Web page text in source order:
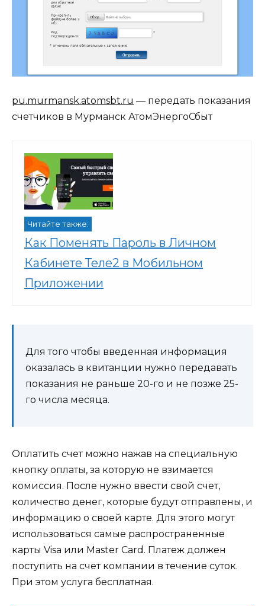
pu.murmansk.atomsbt.ru — передать показания
счетчиков в Мурманск АтомЭнергоСбыт
Читайте также:
Как Поменять Пароль в Личном
Кабинете Теле2 в Мобильном
Приложении
Для того чтобы введенная информация
оказалась в квитанции нужно передавать
показания не раньше 20-го и не позже 25-
го числа месяца.
Оплатить счет можно нажав на специальную
кнопку оплаты, за которую не взимается
комиссия. После нужно ввести свой счет,
количество денег, которые будут отправлены, и
информацию о своей карте. Для этого могут
использоваться самые распространенные
карты Visa или Master Card. Платеж должен
поступить на счет компании в течение суток.
При этом услуга бесплатная.